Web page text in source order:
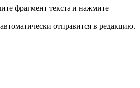
фрагмент текста и нажмите
отправится в редакцию.